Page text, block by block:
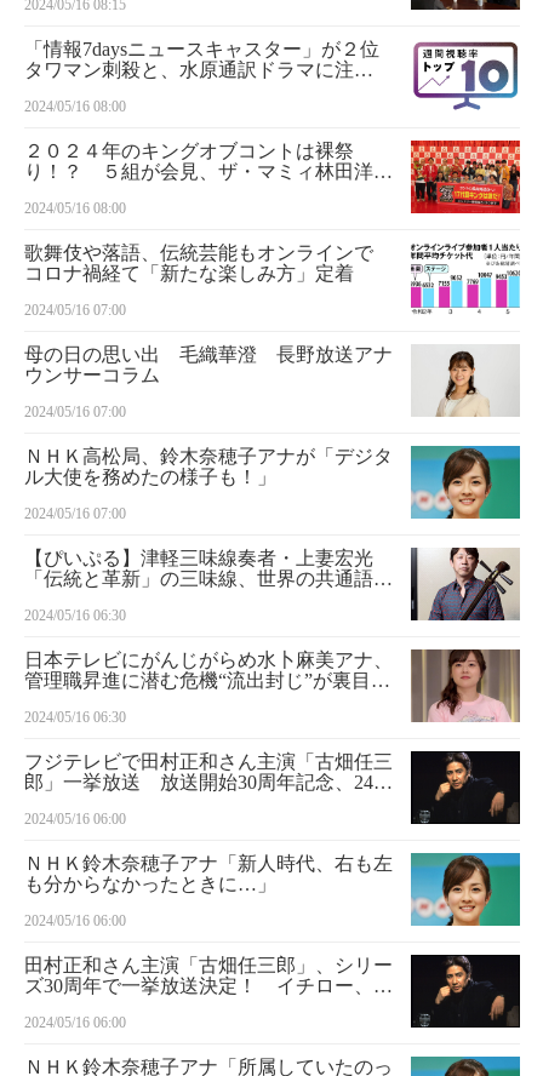
央梨）は納得いかず…
2024/05/16 08:15
「情報7daysニュースキャスター」が２位
タワマン刺殺と、水原通訳ドラマに注
２日）
2024/05/16 08:00
２０２４年のキングオブコントは裸祭
り！？ ５組が会見、ザ・マミィ林田洋平
上がる」
2024/05/16 08:00
歌舞伎や落語、伝統芸能もオンラインで
コロナ禍経て「新たな楽しみ方」定着
2024/05/16 07:00
母の日の思い出 毛織華澄 長野放送アナ
ウンサーコラム
2024/05/16 07:00
ＮＨＫ高松局、鈴木奈穂子アナが「デジタ
ル大使を務めたの様子も！」
2024/05/16 07:00
【ぴいぷる】津軽三味線奏者・上妻宏光
「伝統と革新」の三味線、世界の共通語
宮田大と異色セッション
2024/05/16 06:30
日本テレビにがんじがらめ水卜麻美アナ、
管理職昇進に潜む危機“流出封じ”が裏目
2024/05/16 06:30
フジテレビで田村正和さん主演「古畑任三
郎」一挙放送 放送開始30周年記念、24日
2024/05/16 06:00
ＮＨＫ鈴木奈穂子アナ「新人時代、右も左
も分からなかったときに…」
2024/05/16 06:00
田村正和さん主演「古畑任三郎」、シリー
ズ30周年で一挙放送決定！ イチロー、松
2024/05/16 06:00
ＮＨＫ鈴木奈穂子アナ「所属していたのっ